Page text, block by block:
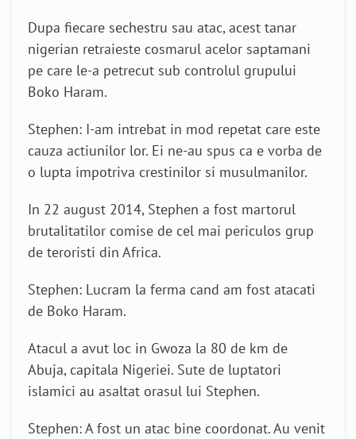
Dupa fiecare sechestru sau atac, acest tanar
nigerian retraieste cosmarul acelor saptamani
pe care le-a petrecut sub controlul grupului
Boko Haram.
Stephen: I-am intrebat in mod repetat care este
cauza actiunilor lor. Ei ne-au spus ca e vorba de
o lupta impotriva crestinilor si musulmanilor.
In 22 august 2014, Stephen a fost martorul
brutalitatilor comise de cel mai periculos grup
de teroristi din Africa.
Stephen: Lucram la ferma cand am fost atacati
de Boko Haram.
Atacul a avut loc in Gwoza la 80 de km de
Abuja, capitala Nigeriei. Sute de luptatori
islamici au asaltat orasul lui Stephen.
Stephen: A fost un atac bine coordonat. Au venit